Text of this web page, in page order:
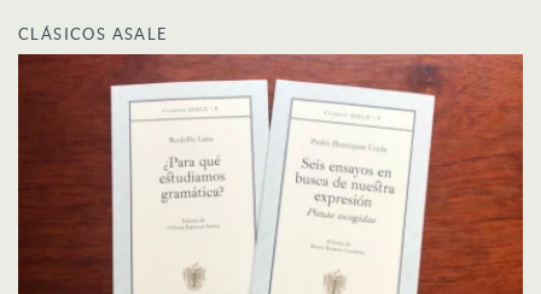
CLÁSICOS ASALE